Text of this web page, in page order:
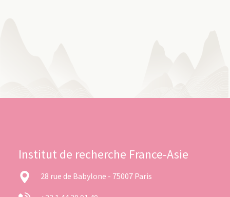
Institut de recherche France-Asie
28 rue de Babylone - 75007 Paris